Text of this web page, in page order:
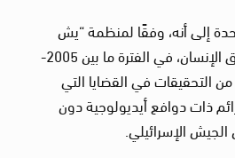
إلى أنه، وفقًا لمنظمة “يش
دين” الإسرائيلية لحقوق الإنسان، في الفترة ما بين 2005-
تم إغلاق 91% من التحقيقات في القضايا التي
ذات دوافع أيديولوجية دون
الإسرائيلي.